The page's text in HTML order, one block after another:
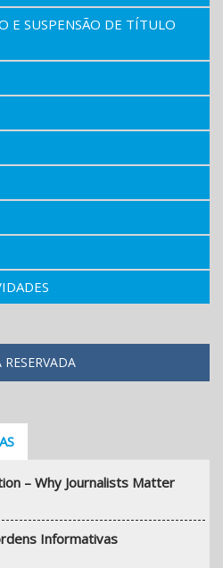
E SUSPENSÃO DE TÍTULO
RESERVADA
– Why Journalists Matter
Informativas